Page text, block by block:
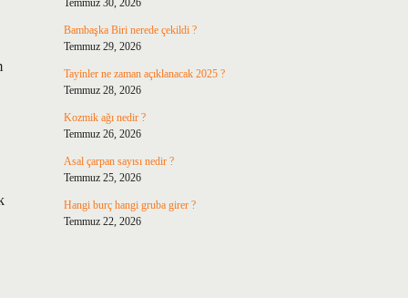
Temmuz 30, 2026
Bambaşka Biri nerede çekildi ?
Temmuz 29, 2026
Tayinler ne zaman açıklanacak 2025 ?
Temmuz 28, 2026
Kozmik ağı nedir ?
Temmuz 26, 2026
Asal çarpan sayısı nedir ?
Temmuz 25, 2026
Hangi burç hangi gruba girer ?
Temmuz 22, 2026